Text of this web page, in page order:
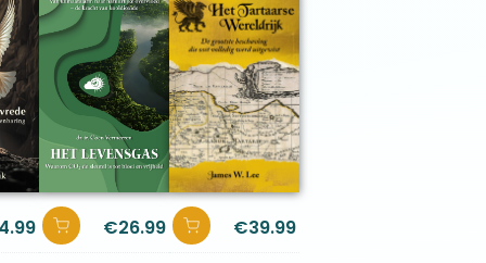
€26.99 €39.99